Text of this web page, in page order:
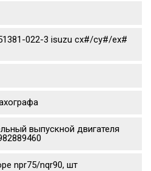
022-3 isuzu cx#/cy#/ex#
выпускной двигателя
npr75/nqr90, шт